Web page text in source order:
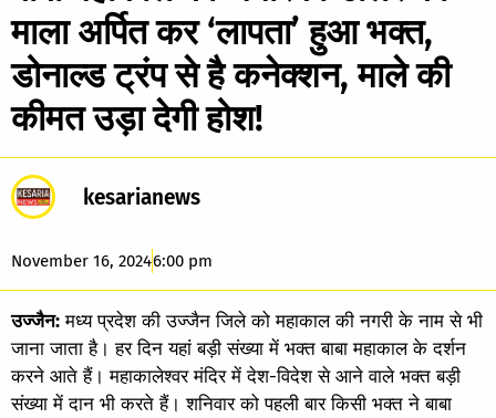
माला अर्पित कर ‘लापता’ हुआ भक्त,
डोनाल्ड ट्रंप से है कनेक्शन, माले की
कीमत उड़ा देगी होश!
kesarianews
November 16, 20246:00 pm
उज्जैन:मध्य प्रदेश की उज्जैन जिले को महाकाल की नगरी के नाम से भी
जाना जाता है। हर दिन यहां बड़ी संख्या में भक्त बाबा महाकाल के दर्शन
करने आते हैं। महाकालेश्वर मंदिर में देश-विदेश से आने वाले भक्त बड़ी
संख्या में दान भी करते हैं। शनिवार को पहली बार किसी भक्त ने बाबा